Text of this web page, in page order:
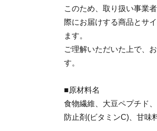
このため、取り扱い事業
際にお届けする商品とサ
ます。
ご理解いただいた上で、
す。
■原材料名
食物繊維、大豆ペプチド
防止剤(ビタミンC)、甘味